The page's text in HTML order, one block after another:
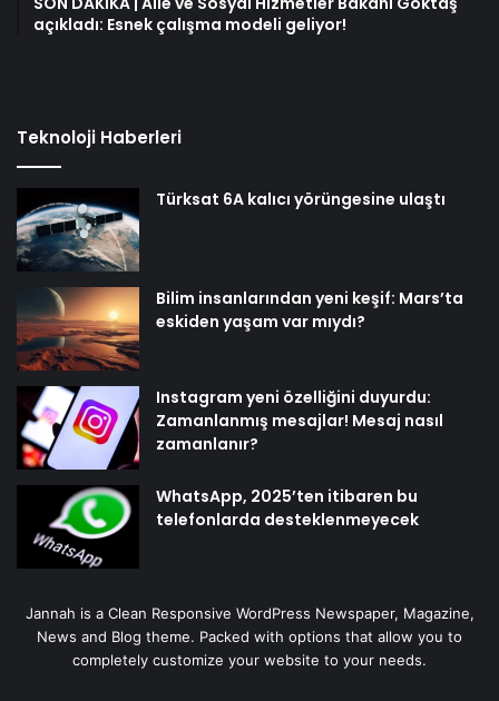
açıkladı: Esnek çalışma modeli geliyor!
Teknoloji Haberleri
Türksat 6A kalıcı yörüngesine ulaştı
Bilim insanlarından yeni keşif: Mars’ta
eskiden yaşam var mıydı?
Instagram yeni özelliğini duyurdu:
Zamanlanmış mesajlar! Mesaj nasıl
zamanlanır?
WhatsApp, 2025’ten itibaren bu
telefonlarda desteklenmeyecek
Jannah is a Clean Responsive WordPress Newspaper, Magazine,
News and Blog theme. Packed with options that allow you to
completely customize your website to your needs.